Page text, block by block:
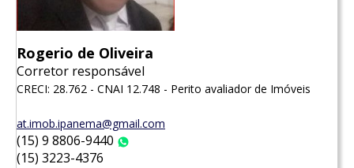
Rogerio de Oliveira
Corretor responsável
CRECI: 28.762 - CNAI 12.748 - Perito avaliador de Imóveis
at.imob.ipanema@gmail.com
(15) 9 8806-9440
(15) 3223-4376